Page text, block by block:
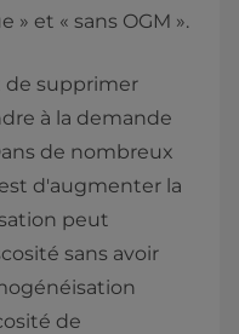
» et « sans OGM ».
de supprimer
à la demande
de nombreux
d'augmenter la
peut
sans avoir
de